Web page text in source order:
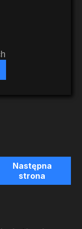
Następna
strona